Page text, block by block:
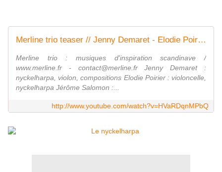
Merline trio teaser // Jenny Demaret - Elodie Poirier - Jérôme Salomon
Merline trio : musiques d'inspiration scandinave /
www.merline.fr - contact@merline.fr Jenny Demaret :
nyckelharpa, violon, compositions Elodie Poirier : violoncelle,
nyckelharpa Jérôme Salomon :...
http://www.youtube.com/watch?v=HVaRDqnMPbQ